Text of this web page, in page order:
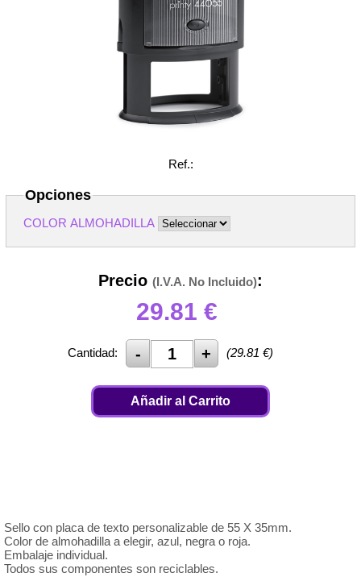
Ref.:
Opciones
COLOR ALMOHADILLA
Precio (I.V.A. No Incluido):
29.81 €
Cantidad: (29.81 €)
Añadir al Carrito
Sello con placa de texto personalizable de 55 X 35mm.
Color de almohadilla a elegir, azul, negra o roja.
Embalaje individual.
Todos sus componentes son reciclables.